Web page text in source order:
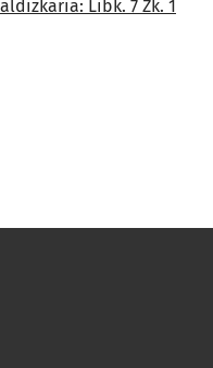
Libk. 7 Zk. 1